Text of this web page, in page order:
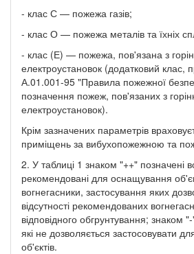
- клас С — пожежа газів;
- клас О — пожежа металів та їхніх
- клас (Е) — пожежа, пов'язана з
електроустановок (додатковий
А.01.001-95 "Правила пожежної
позначення пожеж, пов'язаних з
електроустановок).
Крім зазначених параметрів
приміщень за вибухопожежною та
2. У таблиці 1 знаком "++" позначені
рекомендовані для оснащування
вогнегасники, застосування яких
відсутності рекомендованих
відповідного обгрунтування; знаком
які не дозволяється застосовувати
об'єктів.